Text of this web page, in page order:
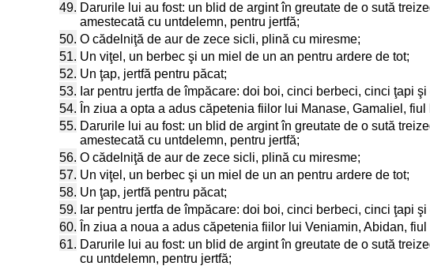
49. Darurile lui au fost: un blid de argint în greutate de o sută
amestecată cu untdelemn, pentru jertfă;
50. O cădelniţă de aur de zece sicli, plină cu miresme;
51. Un viţel, un berbec şi un miel de un an pentru ardere de tot;
52. Un ţap, jertfă pentru păcat;
53. Iar pentru jertfa de împăcare: doi boi, cinci berbeci, cinci ţapi
54. În ziua a opta a adus căpetenia fiilor lui Manase, Gamaliel, fiul
55. Darurile lui au fost: un blid de argint în greutate de o sută
amestecată cu untdelemn, pentru jertfă;
56. O cădelniţă de aur de zece sicli, plină cu miresme;
57. Un viţel, un berbec şi un miel de un an pentru ardere de tot;
58. Un ţap, jertfă pentru păcat;
59. Iar pentru jertfa de împăcare: doi boi, cinci berbeci, cinci ţapi
60. În ziua a noua a adus căpetenia fiilor lui Veniamin, Abidan,
61. Darurile lui au fost: un blid de argint în greutate de o sută
cu untdelemn, pentru jertfă;